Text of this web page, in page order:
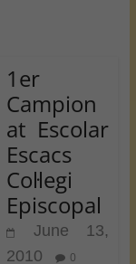
1er
Campion
at Escolar
Escacs
Col·legi
Episcopal
June 13,
2010
0